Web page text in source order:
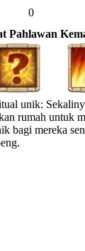
0
Pahlawan
unik:
rumah untuk
bagi mereka